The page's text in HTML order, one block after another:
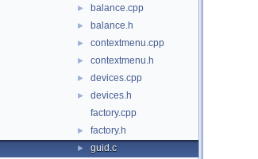
► balance.cpp
► balance.h
► contextmenu.cpp
► contextmenu.h
► devices.cpp
►
devices.h
factory.cpp
► factory.h
►
guid.c